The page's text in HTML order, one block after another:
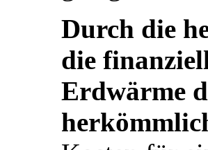
Durch die
die
Erdwärme